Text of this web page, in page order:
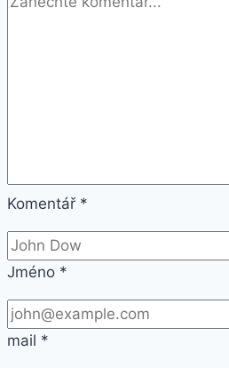
Komentář *
Jméno *
mail *